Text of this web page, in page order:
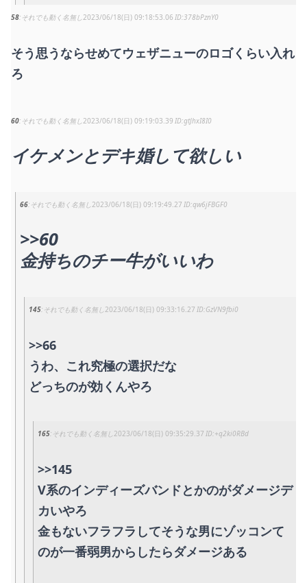
58 それでも動く名無し2023/06/18(日) 09:18:53.06 378bPznY0
そう思うならせめてウェザニューのロゴくらい入れ
ろ
60 それでも動く名無し2023/06/18(日) 09:19:03.39 gtJhxI8I0
イケメンとデキ婚して欲しい
66 それでも動く名無し2023/06/18(日) 09:19:49.27 qw6jFBGF0
>>60
金持ちのチー牛がいいわ
145 それでも動く名無し2023/06/18(日) 09:33:16.27 GzVN9fbi0
>>66
うわ、これ究極の選択だな
どっちのが効くんやろ
165 それでも動く名無し2023/06/18(日) 09:35:29.37 +q2ki0RBd
>>145
V系のインディーズバンドとかのがダメージデ
カいやろ
金もないフラフラしてそうな男にゾッコンて
のが一番弱男からしたらダメージある